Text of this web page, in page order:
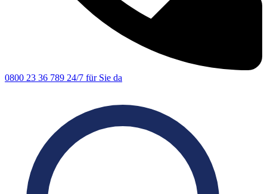
0800 23 36 789 24/7 für Sie da